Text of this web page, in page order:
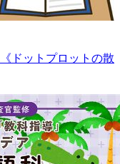
ドットプロットの散